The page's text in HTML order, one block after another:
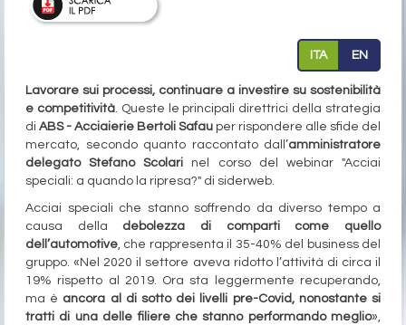
ITA EN
Lavorare sui processi, continuare a investire su sostenibilità
e competitività. Queste le principali direttrici della strategia
di ABS - Acciaierie Bertoli Safau per rispondere alle sfide del
mercato, secondo quanto raccontato dall’amministratore
delegato Stefano Scolari nel corso del webinar "Acciai
speciali: a quando la ripresa?" di siderweb.
Acciai speciali che stanno soffrendo da diverso tempo a
causa della debolezza di comparti come quello
dell’automotive, che rappresenta il 35-40% del business del
gruppo. «Nel 2020 il settore aveva ridotto l’attività di circa il
19% rispetto al 2019. Ora sta leggermente recuperando,
ma è ancora al di sotto dei livelli pre-Covid, nonostante si
tratti di una delle filiere che stanno performando meglio»,